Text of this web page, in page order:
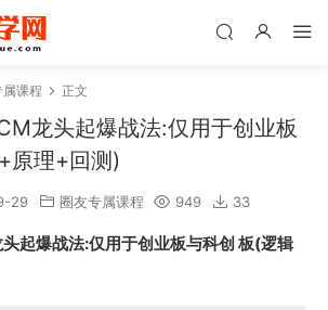
属课程 正文
龙头起爆战法:仅用于创业板
原理+回测)
29 圈友专属课程 949 33
起爆战法:仅用于创业板与科创 板(逻辑